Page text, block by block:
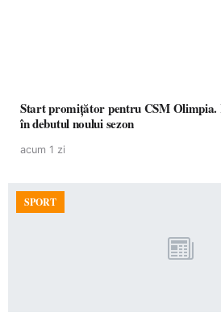
Start promițător pentru CSM
în debutul noului sezon
acum 1 zi
SPORT